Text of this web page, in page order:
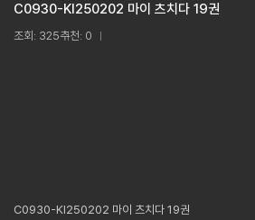
C0930-KI250202 마이 츠치다 19권
조회: 325추천: 0
C0930-KI250202 마이 츠치다 19권